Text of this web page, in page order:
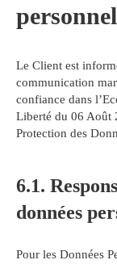
Le Client est
communication
confiance dans
Liberté du 06 Août
Protection des
6.1.
données
Pour les Données